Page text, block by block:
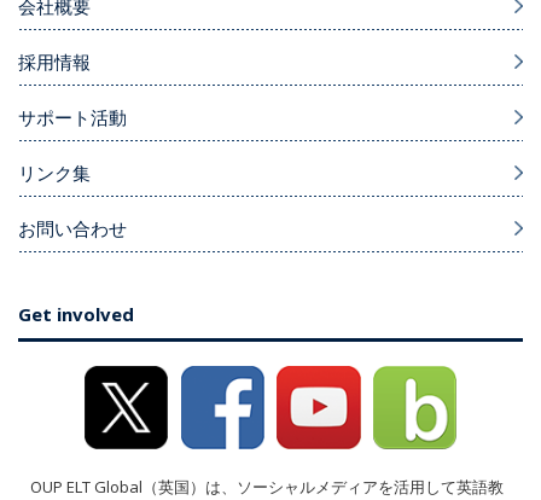
会社概要
採用情報
サポート活動
リンク集
お問い合わせ
Get involved
OUP ELT Global（英国）は、ソーシャルメディアを活用して英語教